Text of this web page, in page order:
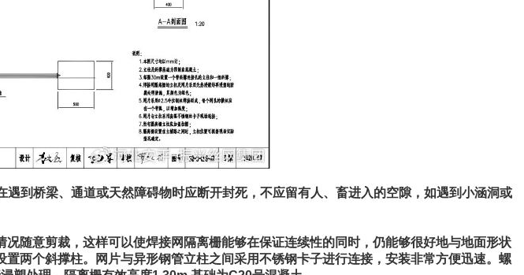
到桥梁、通道或天然障碍物时应断开封死，不应留有人、畜进入的空隙，如遇到小涵洞或
随意剪裁，这样可以使焊接网隔离栅能够在保证连续性的同时，仍能够很好地与地面形状
两个斜撑柱。网片与异形钢管立柱之间采用不锈钢卡子进行连接，安装非常方便迅速。螺